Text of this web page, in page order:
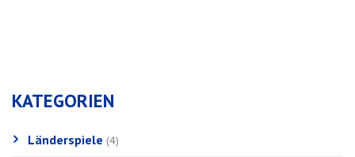
KATEGORIEN
Länderspiele (4)